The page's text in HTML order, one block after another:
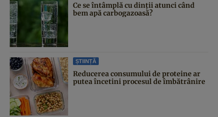
Ce se întâmplă cu dinții atunci când
bem apă carbogazoasă?
ȘTIINȚĂ
Reducerea consumului de proteine ar
putea încetini procesul de îmbătrânire